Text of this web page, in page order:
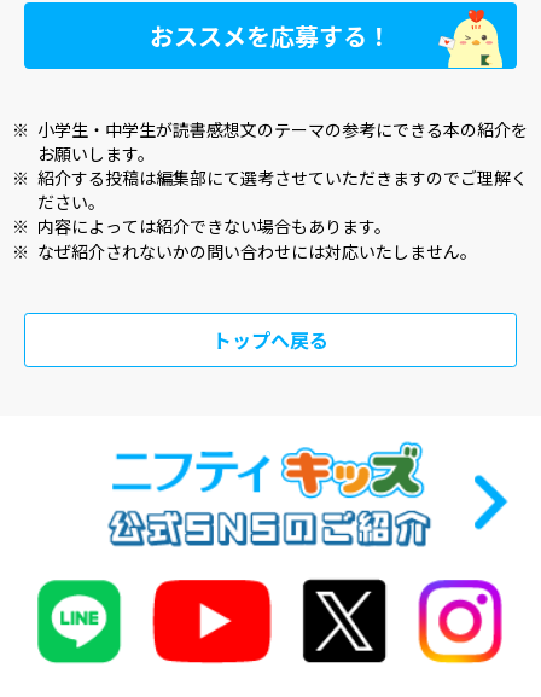
おススメを応募する！
※ 小学生・中学生が読書感想文のテーマの参考にできる本の紹介を
お願いします。
※ 紹介する投稿は編集部にて選考させていただきますのでご理解く
ださい。
※ 内容によっては紹介できない場合もあります。
※ なぜ紹介されないかの問い合わせには対応いたしません。
トップへ戻る